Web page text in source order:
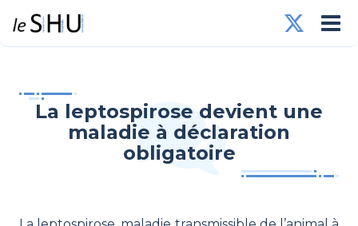
La leptospirose devient une
maladie à déclaration
obligatoire